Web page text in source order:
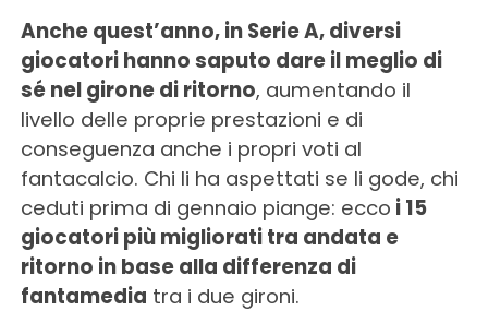
Anche quest’anno, in Serie A, diversi
giocatori hanno saputo dare il meglio di
sé nel girone di ritorno, aumentando il
livello delle proprie prestazioni e di
conseguenza anche i propri voti al
fantacalcio. Chi li ha aspettati se li gode, chi
ceduti prima di gennaio piange: ecco i 15
giocatori più migliorati tra andata e
ritorno in base alla differenza di
fantamedia tra i due gironi.